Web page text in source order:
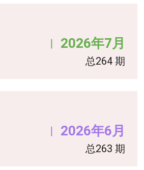
2026年7月
总264 期
2026年6月
总263 期